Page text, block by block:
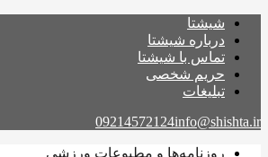
شیشتا
درباره شیشتا
تماس با شیشتا
حریم شخصی
تبلیغات
09214572124info@shishta.ir
روزنامه‌ها و مطبوعات ورزشی